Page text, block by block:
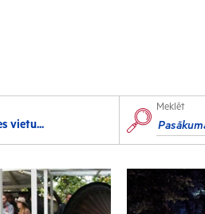
Radošās darbnīcas
Lekcijas
vietu...
Meklēt